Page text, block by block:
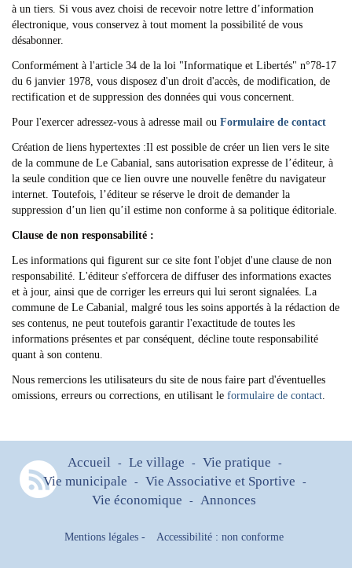
à un tiers. Si vous avez choisi de recevoir notre lettre d’information
électronique, vous conservez à tout moment la possibilité de vous
désabonner.
Conformément à l'article 34 de la loi "Informatique et Libertés" n°78-17
du 6 janvier 1978, vous disposez d'un droit d'accès, de modification, de
rectification et de suppression des données qui vous concernent.
Pour l'exercer adressez-vous à adresse mail ou Formulaire de contact
Création de liens hypertextes :Il est possible de créer un lien vers le site
de la commune de Le Cabanial, sans autorisation expresse de l’éditeur, à
la seule condition que ce lien ouvre une nouvelle fenêtre du navigateur
internet. Toutefois, l’éditeur se réserve le droit de demander la
suppression d’un lien qu’il estime non conforme à sa politique éditoriale.
Clause de non responsabilité :
Les informations qui figurent sur ce site font l'objet d'une clause de non
responsabilité. L'éditeur s'efforcera de diffuser des informations exactes
et à jour, ainsi que de corriger les erreurs qui lui seront signalées. La
commune de Le Cabanial, malgré tous les soins apportés à la rédaction de
ses contenus, ne peut toutefois garantir l'exactitude de toutes les
informations présentes et par conséquent, décline toute responsabilité
quant à son contenu.
Nous remercions les utilisateurs du site de nous faire part d'éventuelles
omissions, erreurs ou corrections, en utilisant le formulaire de contact.
Accueil - Le village - Vie pratique -
Vie municipale - Vie Associative et Sportive -
Vie économique - Annonces
Mentions légales - Accessibilité : non conforme